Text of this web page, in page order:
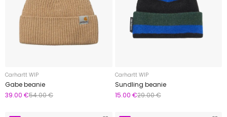
Carhartt WIP
Gabe beanie
39.00 €54.00 €
Carhartt WIP
Sundling beanie
15.00 €29.00 €